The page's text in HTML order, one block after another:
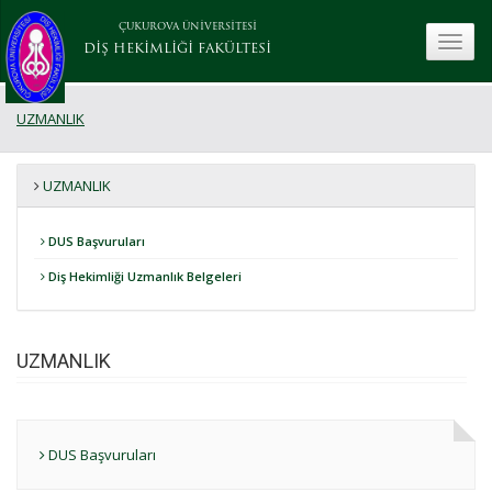
ÇUKUROVA ÜNİVERSİTESİ
DİŞ HEKİMLİĞİ FAKÜLTESİ
UZMANLIK
UZMANLIK
DUS Başvuruları
Diş Hekimliği Uzmanlık Belgeleri
UZMANLIK
DUS Başvuruları